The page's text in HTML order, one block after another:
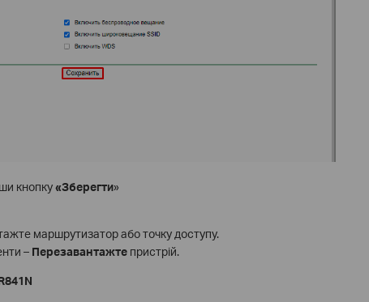
кнопку«Зберегти»
маршрутизатор або точку доступу.
– Перезавантажтепристрій.